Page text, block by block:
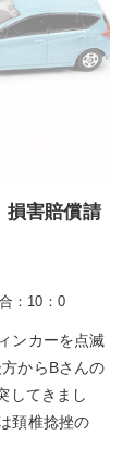
損害賠償請
：10：0
ンカーを点滅
からBさんの
してきまし
頚椎捻挫の